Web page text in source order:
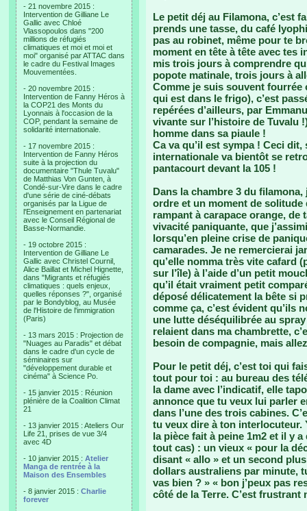
- 21 novembre 2015 :
Intervention de Gilliane Le
Gallic avec Chloé
Vlassopoulos dans "200
millions de réfugiés
climatiques et moi et moi et
moi" organisé par ATTAC dans
le cadre du Festival Images
Mouvementées.
- 20 novembre 2015 :
Intervention de Fanny Héros à
la COP21 des Monts du
Lyonnais à l'occasion de la
COP, pendant la semaine de
solidarité internationale.
- 17 novembre 2015 :
Intervention de Fanny Héros
suite à la projection du
documentaire "Thule Tuvalu"
de Matthias Von Gunten, à
Condé-sur-Vire dans le cadre
d'une série de ciné-débats
organisés par la Ligue de
l'Enseignement en partenariat
avec le Conseil Régional de
Basse-Normandie.
- 19 octobre 2015 :
Intervention de Gilliane Le
Gallic avec Christel Cournil,
Alice Baillat et Michel Hignette,
dans "Migrants et réfugiés
climatiques : quels enjeux,
quelles réponses ?", organisé
par le Bondyblog, au Musée
de l'Histoire de l'immigration
(Paris)
- 13 mars 2015 : Projection de
"Nuages au Paradis" et débat
dans le cadre d'un cycle de
séminaires sur
"développement durable et
cinéma" à Science Po.
- 15 janvier 2015 : Réunion
plénière de la Coalition Climat
21
- 13 janvier 2015 : Ateliers Our
Life 21, prises de vue 3/4
avec 4D
- 10 janvier 2015 : Atelier
Manga de rentrée à la
Maison des Ensembles
- 8 janvier 2015 : Charlie
forever
Le petit déj au Filamona, c’est
prends une tasse, du café
pas au robinet, même pour te
moment en tête à tête avec tes
mis trois jours à comprendre
popote matinale, trois jours à
Comme je suis souvent
qui est dans le frigo), c’est
repérées d’ailleurs, par
vivante sur l’histoire de Tuvalu
homme dans sa piaule !
Ca va qu’il est sympa ! Ceci
internationale va bientôt se
pantacourt devant la 105 !
Dans la chambre 3 du
ordre et un moment de solitude
rampant à carapace orange, de
vivacité paniquante, que
lorsqu’en pleine crise de
camarades. Je ne remercierai
qu’elle nomma très vite cafard
sur l’île) à l’aide d’un petit
qu’il était vraiment petit
déposé délicatement la bête si
comme ça, c’est évident qu’ils
une lutte déséquilibrée au
relaient dans ma chambrette,
besoin de compagnie, mais
Pour le petit déj, c’est toi qui
tout pour toi : au bureau des
la dame avec l’indicatif, elle
annonce que tu veux lui parler
dans l’une des trois cabines.
tu veux dire à ton interlocuteur.
la pièce fait à peine 1m2 et il y
tout cas) : un vieux « pour la
disant « allo » et un second
dollars australiens par minute,
vas bien ? » « bon j’peux pas
côté de la Terre. C’est frustrant